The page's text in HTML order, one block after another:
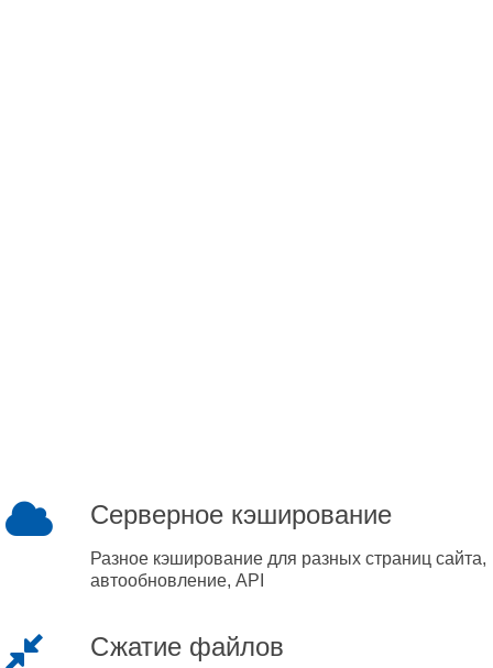
Серверное кэширование
Разное кэширование для разных страниц сайта,
автообновление, API
Сжатие файлов